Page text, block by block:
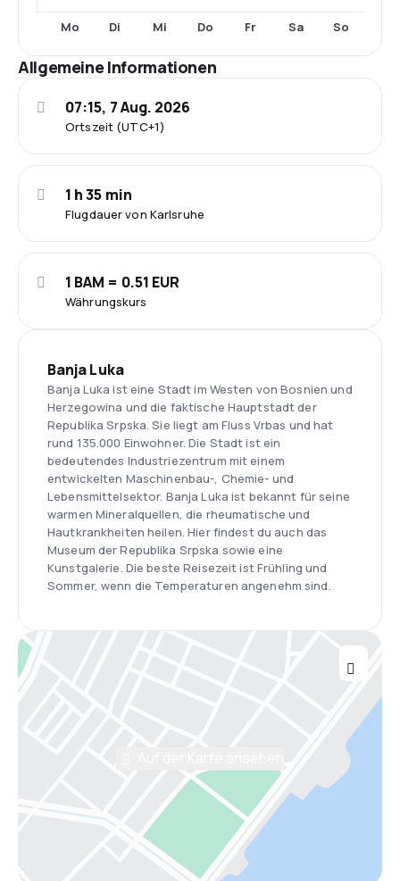
Mo Di Mi Do Fr Sa So
Allgemeine Informationen
Ortszeit (UTC+1)
07:15, 7 Aug. 2026
Flugdauer von Karlsruhe
1 h 35 min
Währungskurs
1 BAM = 0.51 EUR
Banja Luka
Banja Luka ist eine Stadt im Westen von Bosnien und
Herzegowina und die faktische Hauptstadt der
Republika Srpska. Sie liegt am Fluss Vrbas und hat
rund 135.000 Einwohner. Die Stadt ist ein
bedeutendes Industriezentrum mit einem
entwickelten Maschinenbau-, Chemie- und
Lebensmittelsektor. Banja Luka ist bekannt für seine
warmen Mineralquellen, die rheumatische und
Hautkrankheiten heilen. Hier findest du auch das
Museum der Republika Srpska sowie eine
Kunstgalerie. Die beste Reisezeit ist Frühling und
Sommer, wenn die Temperaturen angenehm sind.